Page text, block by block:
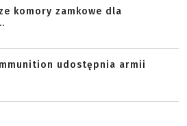
komory zamkowe dla
udostępnia armii